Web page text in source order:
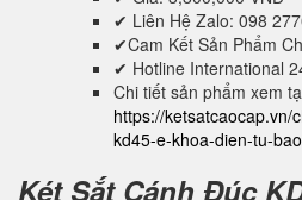
✔ Liên Hệ Zalo: 098
✔Cam Kết Sản Phẩm
✔ Hotline International
Chi tiết sản phẩm xem
https://ketsatcaocap.vn/
kd45-e-khoa-dien-tu-
Két Sắt Cánh Đúc